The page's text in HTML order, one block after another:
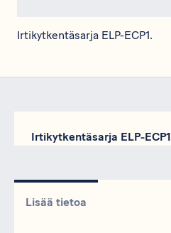
Irtikytkentäsarja ELP-ECP1.
Irtikytkentäsarja ELP-ECP1
Lisää tietoa